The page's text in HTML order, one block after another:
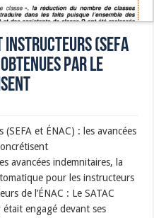
(SEFA
obtenues par le
et ÉNAC) : les avancées
avancées indemnitaires, la
pour les instructeurs
de l’ÉNAC : Le SATAC
était engagé devant ses